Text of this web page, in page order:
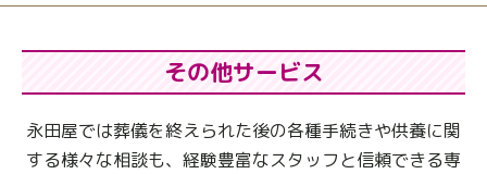
その他サービス
永田屋では葬儀を終えられた後の各種手続きや供養に関
する様々な相談も、 経験豊富なスタッフと信頼できる専